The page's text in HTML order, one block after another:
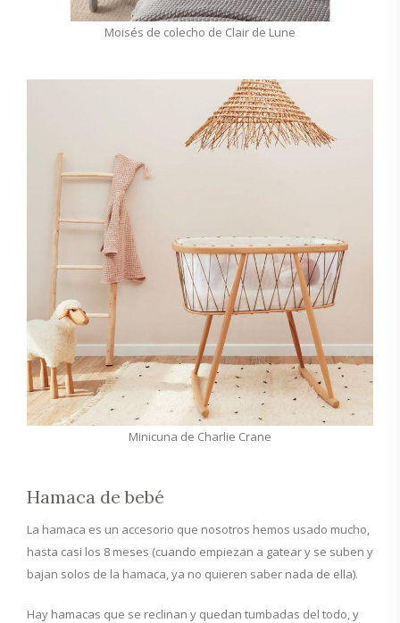
Moisés de colecho de Clair de Lune
Minicuna de Charlie Crane
Hamaca de bebé
La hamaca es un accesorio que nosotros hemos usado mucho,
hasta casi los 8 meses (cuando empiezan a gatear y se suben y
bajan solos de la hamaca, ya no quieren saber nada de ella).
Hay hamacas que se reclinan y quedan tumbadas del todo, y